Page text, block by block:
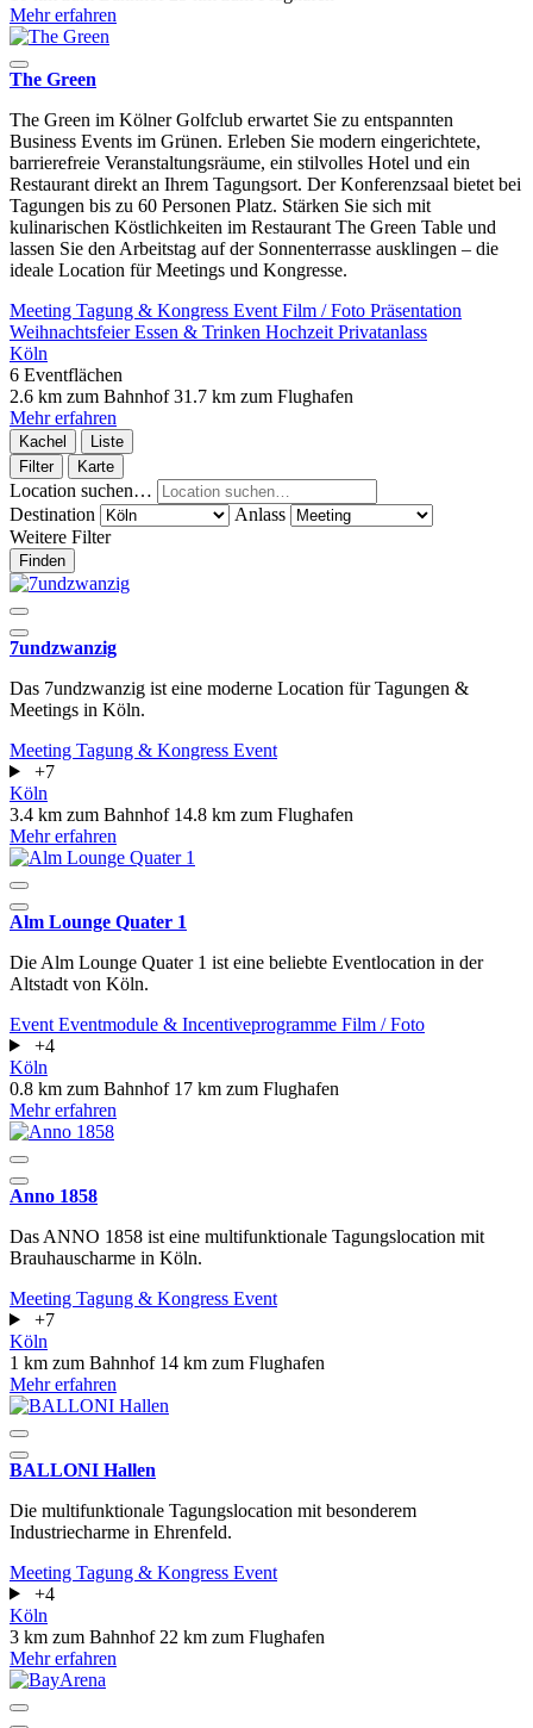
Mehr erfahren
The Green
The Green im Kölner Golfclub erwartet Sie zu entspannten
Business Events im Grünen. Erleben Sie modern eingerichtete,
barrierefreie Veranstaltungsräume, ein stilvolles Hotel und ein
Restaurant direkt an Ihrem Tagungsort. Der Konferenzsaal bietet bei
Tagungen bis zu 60 Personen Platz. Stärken Sie sich mit
kulinarischen Köstlichkeiten im Restaurant The Green Table und
lassen Sie den Arbeitstag auf der Sonnenterrasse ausklingen – die
ideale Location für Meetings und Kongresse.
Meeting Tagung & Kongress Event Film / Foto Präsentation
WeihnachtsfeierEssen & Trinken Hochzeit Privatanlass
Köln
6 Eventflächen
2.6 km zum Bahnhof31.7 km zum Flughafen
Mehr erfahren
Kachel
Liste
Filter
Karte
Location suchen…
Destination
Anlass
Weitere Filter
Finden
7undzwanzig
Das 7undzwanzig ist eine moderne Location für Tagungen &
Meetings in Köln.
Meeting Tagung & Kongress Event
+7
Köln
3.4 km zum Bahnhof 14.8 km zum Flughafen
Mehr erfahren
Alm Lounge Quater 1
Die Alm Lounge Quater 1 ist eine beliebte Eventlocation in der
Altstadt von Köln.
Event Eventmodule & Incentiveprogramme Film / Foto
+4
Köln
0.8 km zum Bahnhof 17 km zum Flughafen
Mehr erfahren
Anno 1858
Das ANNO 1858 ist eine multifunktionale Tagungslocation mit
Brauhauscharme in Köln.
Meeting Tagung & Kongress Event
+7
Köln
1 km zum Bahnhof 14 km zum Flughafen
Mehr erfahren
BALLONI Hallen
Die multifunktionale Tagungslocation mit besonderem
Industriecharme in Ehrenfeld.
Meeting Tagung & Kongress Event
+4
Köln
3 km zum Bahnhof 22 km zum Flughafen
Mehr erfahren